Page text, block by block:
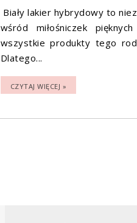
Biały lakier hybrydowy to
wśród miłośniczek
wszystkie produkty tego
Dlatego...
CZYTAJ WIĘCEJ »